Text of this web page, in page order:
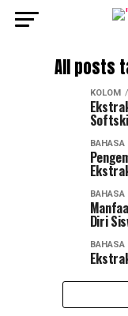
All posts
KOLOM
BAHASA
BAHASA
Diri
BAHASA